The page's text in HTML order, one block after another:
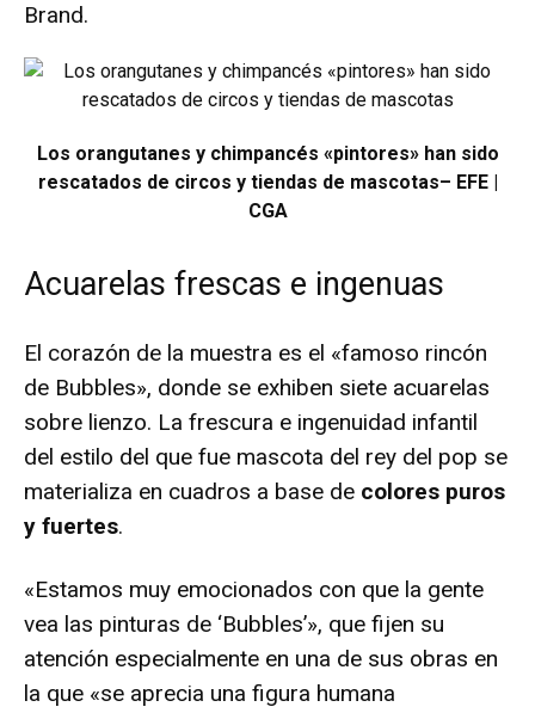
Brand.
Los orangutanes y chimpancés «pintores» han sido
rescatados de circos y tiendas de mascotas– EFE |
CGA
Acuarelas frescas e ingenuas
El corazón de la muestra es el «famoso rincón
de Bubbles», donde se exhiben siete acuarelas
sobre lienzo. La frescura e ingenuidad infantil
del estilo del que fue mascota del rey del pop se
materializa en cuadros a base de colores puros
y fuertes.
«Estamos muy emocionados con que la gente
vea las pinturas de ‘Bubbles’», que fijen su
atención especialmente en una de sus obras en
la que «se aprecia una figura humana